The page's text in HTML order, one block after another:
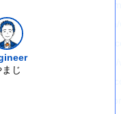
じ
href='https://